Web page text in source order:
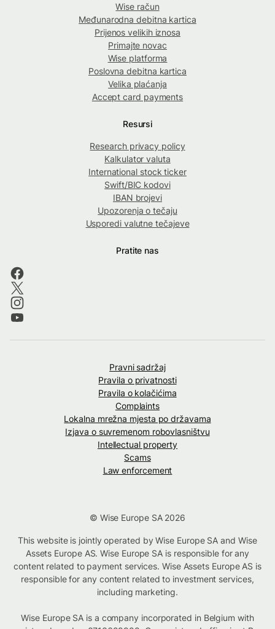
Wise račun
Međunarodna debitna kartica
Prijenos velikih iznosa
Primajte novac
Wise platforma
Poslovna debitna kartica
Velika plaćanja
Accept card payments
Resursi
Research privacy policy
Kalkulator valuta
International stock ticker
Swift/BIC kodovi
IBAN brojevi
Upozorenja o tečaju
Usporedi valutne tečajeve
Pratite nas
Pravni sadržaj
Pravila o privatnosti
Pravila o kolačićima
Complaints
Lokalna mrežna mjesta po državama
Izjava o suvremenom robovlasništvu
Intellectual property
Scams
Law enforcement
© Wise Europe SA 2026
This website is jointly operated by Wise Europe SA and Wise
Assets Europe AS. Wise Europe SA is responsible for any
content related to payment services. Wise Assets Europe AS is
responsible for any content related to investment services,
including marketing.
Wise Europe SA is a company incorporated in Belgium with